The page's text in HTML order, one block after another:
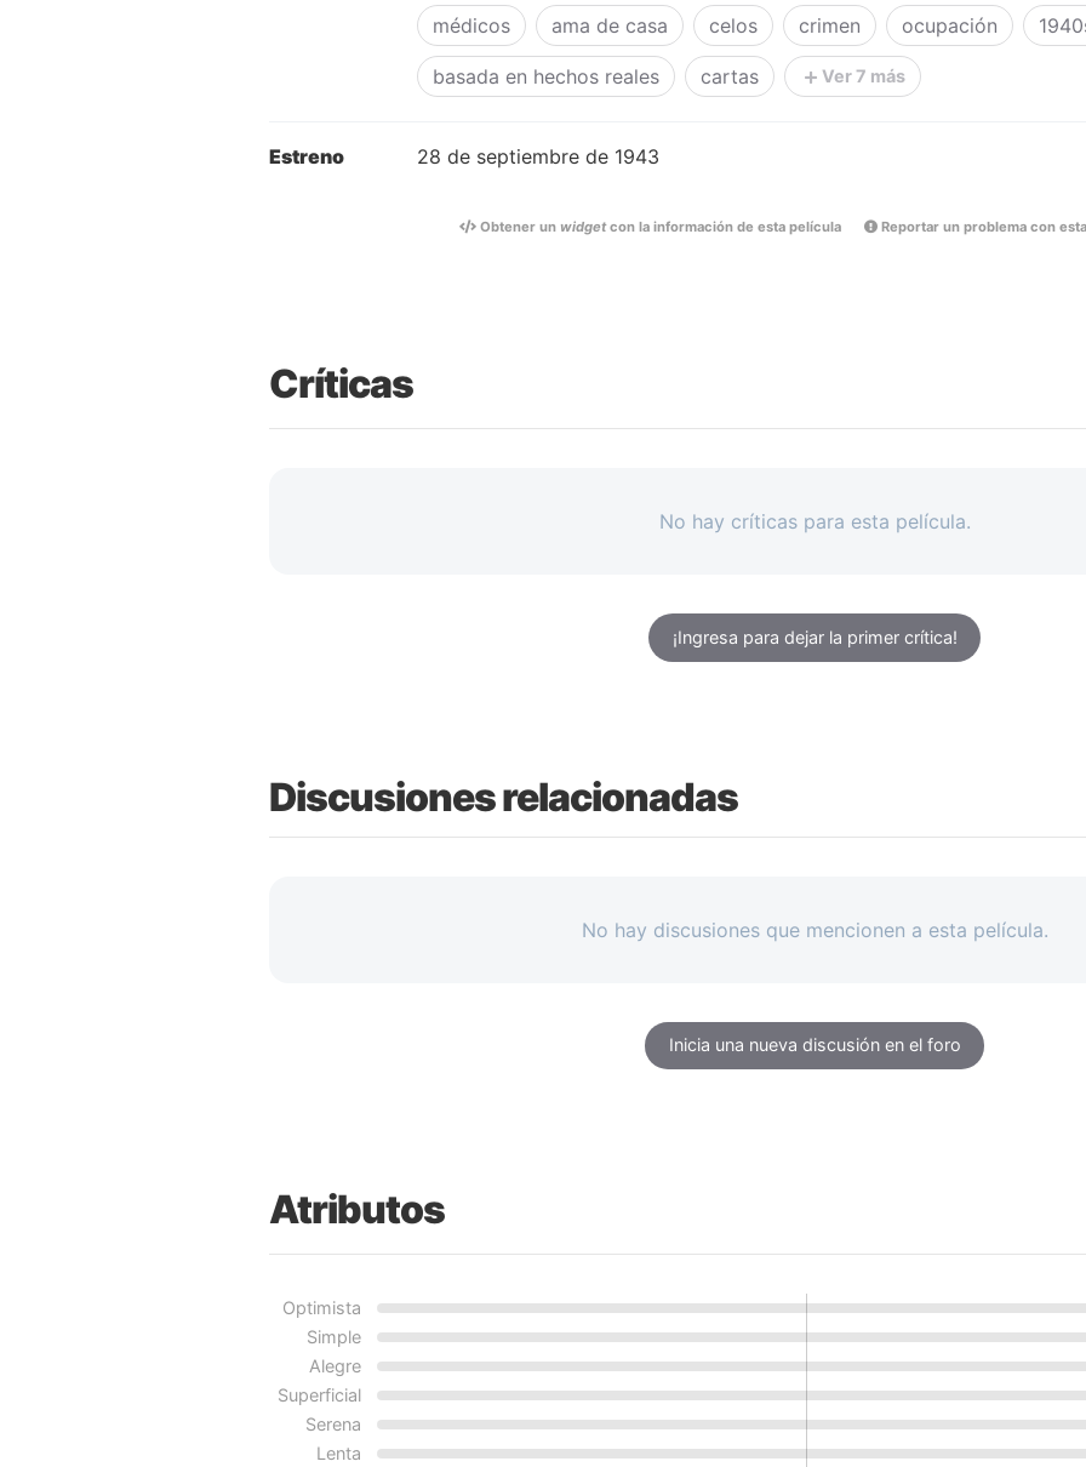
médicos ama de casa celos crimen ocupación
basada en hechos reales cartas Ver 7 más
Estreno 28 de septiembre de 1943
Obtener un widgetcon la información de esta película Reportar un problema con
Críticas
No hay críticas para esta película.
¡Ingresa para dejar la primer crítica!
Discusiones relacionadas
No hay discusiones que mencionen a esta película.
Inicia una nueva discusión en el foro
Atributos
Optimista
Simple
Alegre
Superficial
Serena
Lenta